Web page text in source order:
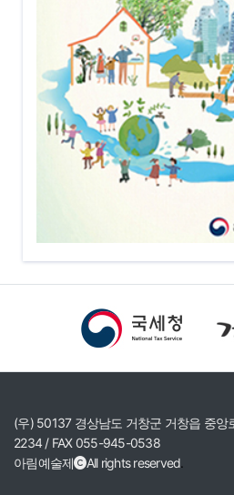
(우) 50137 경상남도 거창군 거창읍 중
2234 / FAX 055-945-0538
아림예술제
All rights reserved.